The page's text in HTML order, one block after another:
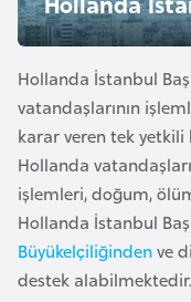
z
e
İ
ş
l
e
m
l
e
r
i
Hollanda İstanbul
vatandaşlarının
karar veren tek yetkili
Hollanda
işlemleri, doğum,
Hollanda İstanbul
Büyükelçiliğindenve
destek alabilmektedir.
v
u
t
u
r
y
a
A